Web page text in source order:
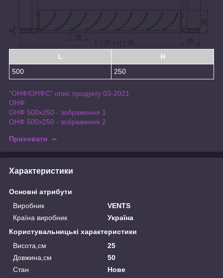
L
H
500
250
"ОНФ/ОНФС" опис продукту 03-2021
ОНФ
ОНФ 500x250 - зображення 1
ОНФ 500x250 - зображення 2
Приховати
Характеристики
Основні атрибути
Виробник
VENTS
Країна виробник
Україна
Користувальницькі характеристики
Висота,см
25
Довжина,см
50
Стан
Нове